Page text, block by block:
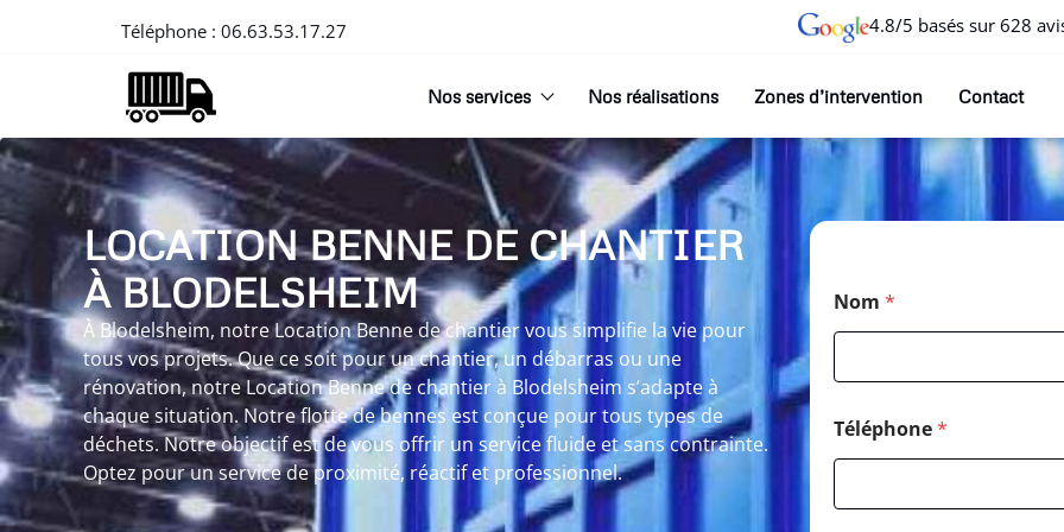
Téléphone : 06.63.53.17.27 4.8/5 basés sur 628
Nos services Nos réalisations Zones d’intervention Contact
LOCATION BENNE DE CHANTIER
À BLODELSHEIM
À Blodelsheim, notre Location Benne de chantier vous simplifie la vie pour
tous vos projets. Que ce soit pour un chantier, un débarras ou une
rénovation, notre Location Benne de chantier à Blodelsheim s’adapte à
chaque situation. Notre flotte de bennes est conçue pour tous types de
déchets. Notre objectif est de vous offrir un service fluide et sans contrainte.
Optez pour un service de proximité, réactif et professionnel.
Nom *
Téléphone*